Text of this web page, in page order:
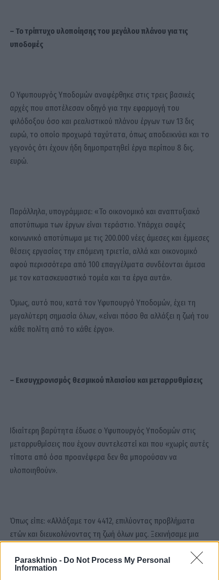
Paraskhnio - Do Not Process My Personal
Information
– Το τρίπτυχο υλοποίησης του μεγάλου πλάνου για τις
υποδομές
Ο Υφυπουργός Υποδομών αναφέρθηκε στις τρεις βασικές
αρχές που αποτέλεσαν οδηγό για την εφαρμογή του
φιλόδοξου όσο και ρεαλιστικού πλάνου έργων των 13 δις
ευρώ, το οποίο προχωρά ταχύτατα, όπως αποδεικνύει και το
γεγονός ότι έχουν ήδη δημοπρατηθεί έργα περίπου 8 δις.
ευρώ.
Παράλληλα, υπογράμμισε: «Το οικονομικό και αναπτυξιακό
αποτύπωμα των έργων είναι τεράστιο. Υπάρχει σαφές
κοινωνικό αποτύπωμα με τις 200.000 νέες άμεσες και έμμεσες
θέσεις εργασίας την επόμενη τριετία, αλλά και οικονομικό
αφού περισσότερα από 100 επαγγέλματα συνδέονται άμεσα
με τον κατασκευαστικό τομέα και τα έργα αυτά».
Όμως, αυτό που, κατά τον Υφυπουργό Υποδομών, έχει τη
μεγαλύτερη σημασία όλων, «είναι πόσο θα αλλάξει η ζωή του
κάθε πολίτη από το κάθε έργο».
– Εκσυγχρονισμός θεσμικού πλαισίου και μεταρρυθμίσεις
Ιδιαίτερη βαρύτητα έδωσε ο Υφυπουργός Υποδομών στις
μεταρρυθμίσεις που έχουν συντελεστεί και που «χωρίς αυτές
τίποτα από όσα προανέφερα δεν θα μπορούσαν να
υλοποιηθούν».
Όπως είπε: «Αλλάξαμε τον 4412, επιλύοντας προβλήματα
ετών και διευκολύνοντας τη ζωή όλων μας. Ξεκινήσαμε μια
εξειδικευμένους συμβούλους στις υπηρεσίες του
Υπουργείου μας. Θεσμοθετήσαμε τη διαδικασία υποβολής